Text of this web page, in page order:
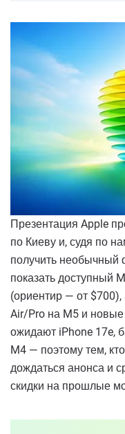
Презентация Apple
по Киеву и, судя по
получить необычный
показать доступный
(ориентир — от
Air/Pro на M5 и
ожидают iPhone 17e,
M4 — поэтому тем,
дождаться анонса и
скидки на прошлые